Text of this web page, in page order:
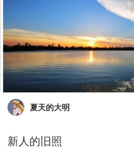
夏天的大明
新人的旧照